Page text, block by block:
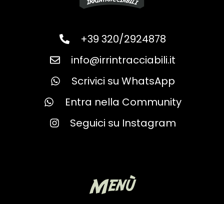
+39 320/2924878
info@irrintracciabili.it
Scrivici su WhatsApp
Entra nella Community
Seguici su Instagram
Menù